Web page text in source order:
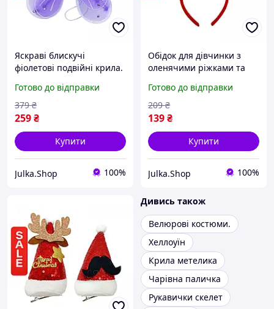
Яскраві блискучі
фіолетові подвійні крила.
створення образу феї чи
метелика для дівчинки.
Готово до відправки
259₴
379 ₴
Купити
Julka.Shop 100%
Обідок для дівчинки з
оленячими ріжками та
см святковий новорічний
аксесуар
Готово до відправки
139₴
209 ₴
Купити
Julka.Shop 100%
Дивись також
Велюрові костюми.
Хеллоуїн
Крила метелика
Чарівна паличка
Рукавички скелет